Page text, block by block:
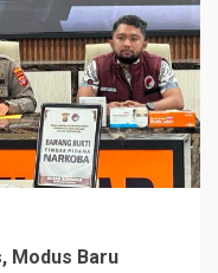
Modus Baru